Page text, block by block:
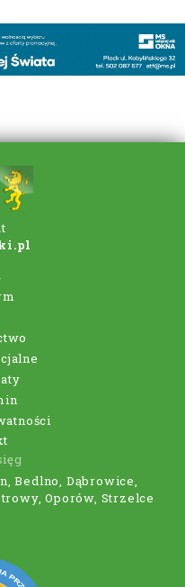
Bedlno, Dąbrowice,
Oporów, Strzelce